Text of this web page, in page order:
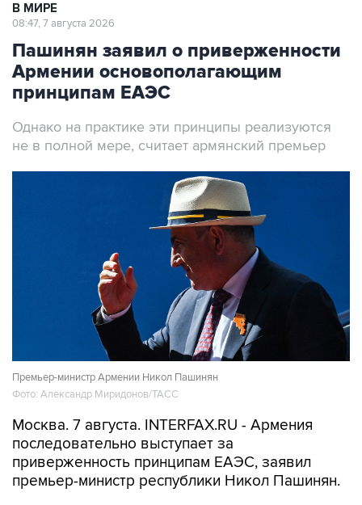
В МИРЕ
08:47, 7 августа 2026
Пашинян заявил о приверженности
Армении основополагающим
принципам ЕАЭС
Однако на практике эти принципы реализуются
не в полной мере, считает армянский премьер
Премьер-министр Армении Никол Пашинян
Фото: Александр Миридонов/ТАСС
Москва. 7 августа. INTERFAX.RU - Армения
последовательно выступает за
приверженность принципам ЕАЭС, заявил
премьер-министр республики Никол Пашинян.